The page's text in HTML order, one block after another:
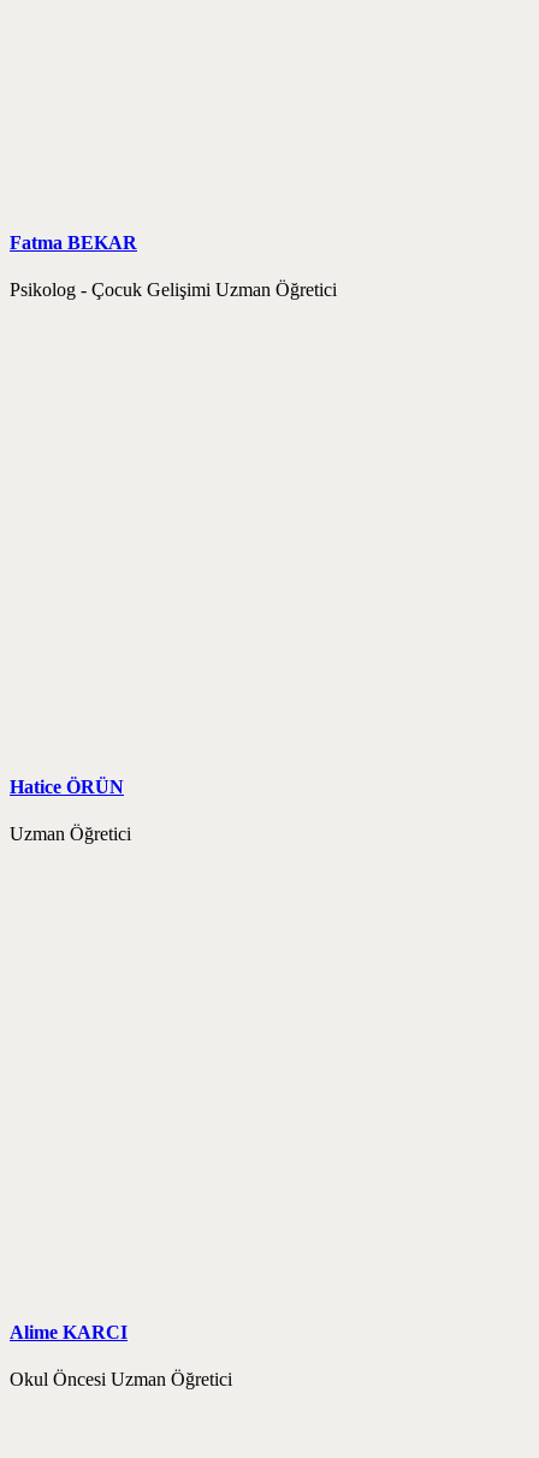
Fatma BEKAR
Psikolog - Çocuk Gelişimi Uzman Öğretici
Hatice ÖRÜN
Uzman Öğretici
Alime KARCI
Okul Öncesi Uzman Öğretici